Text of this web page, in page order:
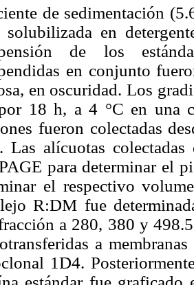
de sedimentación
en
de los
en conjunto
en oscuridad. Los
18 h, a 4 °C en una
fueron colectadas
Las alícuotas
para determinar el
el respectivo
R:DM fue
a 280, 380 y
a
1D4.